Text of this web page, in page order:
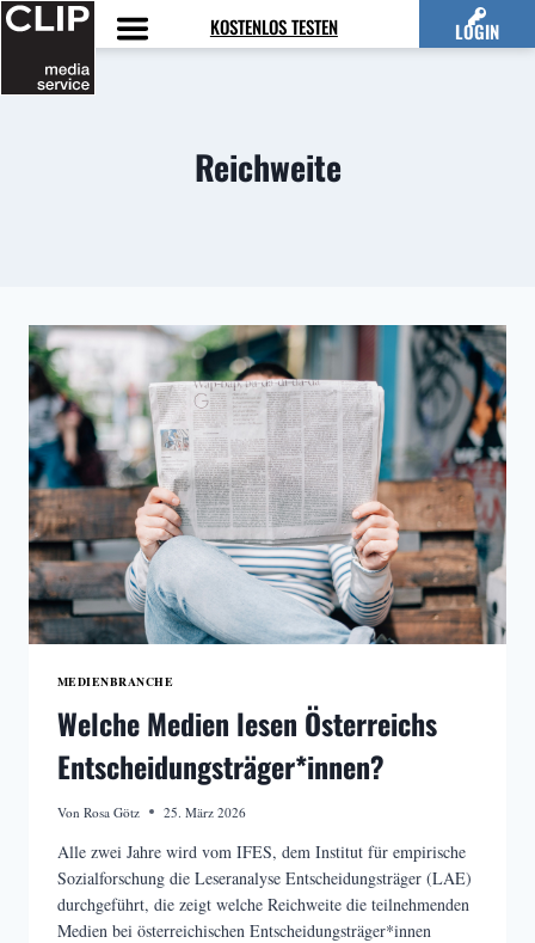
Zum
Inhalt
springen
KOSTENLOS TESTEN LOGIN
Reichweite
MEDIENBRANCHE
Welche Medien lesen Österreichs
Entscheidungsträger*innen?
Von Rosa Götz 25. März 2026
Alle zwei Jahre wird vom IFES, dem Institut für empirische
Sozialforschung die Leseranalyse Entscheidungsträger (LAE)
durchgeführt, die zeigt welche Reichweite die teilnehmenden
Medien bei österreichischen Entscheidungsträger*innen